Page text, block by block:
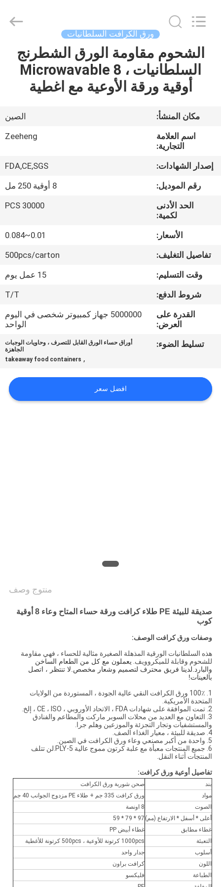
منزل،
معلومات
جولة
مراقبة
الجودة
اتصل
أخبار
اطلب
اقتباس
Protection
Technology
ورق الكرافت السلطانيات
الشحوم مقاومة الورق الشطرنج
السلطانيات ، Microwavable 8
أوقية ورقة الأوعية مع اغطية
مكان المنشأ:
الصين
اسم العلامة
التجارية:
Zeeheng
إصدار الشهادات:
FDA,CE,SGS
رقم الموديل:
8 أوقية 250 مل
الحد الأدنى
لكمية:
30000 PCS
الأسعار:
0.01~0.084
تفاصيل التغليف:
500pcs/carton
وقت التسليم:
15 عمل يوم
شروط الدفع:
T/T
القدرة على
العرض:
5000000 جهاز كمبيوتر شخصى في اليوم
الواحد
تسليط الضوء:
أوراق حساء الورق القابل للتصرف ، وحاويات الوجبات
الجاهزة
,
takeaway food containers
افضل سعر
منتوج وصف
صديقة للبيئة PE طلاء كرافت ورقة حساء المتاح وعاء 8 أوقية
كوب
وصفات ورق كرافت الوصف:
هذه السلطانيات الورقية المذهلة الصغيرة مثالية للحساء ، فهي مقاومة
للشحوم وقابلة للميكروويف. يعملون مع كل من الطعام الساخن
والبارد.لدينا فريق محترف لتصميم وشعار مخصص.لا تنتظر ، اتصل
بالعينات!
1. 100٪ ورق الكرافت النقي عالية الجودة ، المستوردة من الولايات
المتحدة الأمريكية.
2. تمت الموافقة على شهادات FDA ، الاتحاد الأوروبي ، CE ، ISO ، إلخ.
3. التعاون مع العديد من محلات السوبر ماركت والمطاعم والفنادق
والمستشفيات وتجار التجزئة والموزعين وهلم جرا.
4. صديقة للبيئة ، معيار الغذاء الصف.
5. واحدة من أكبر مصنعي وعاء ورق الكرافت في الصين.
6. جميع المنتجات معبأة مع علبة كرتون مموج عالية 5-PLY.لن تتلف
المنتجات أثناء النقل.
تفاصيل أوعية ورق كرافت:
بند
صحن شوربة ورق الكرافت
مواد
ورق كرافت 335 جم + طلاء PE مزدوج الجوانب 40 جم
الصوت
8 اونصة
أعلى * أسفل * الارتفاع (مم) 97 * 79 * 59
غطاء مطابق
غطاء أبيض PP
التعبئة
1000pcs كرتونة للأوعية ، 500pcs كرتونة للأغطية
أسلوب
جدار واحد
اللون
كرافت براون
الطباعة
فليكسو